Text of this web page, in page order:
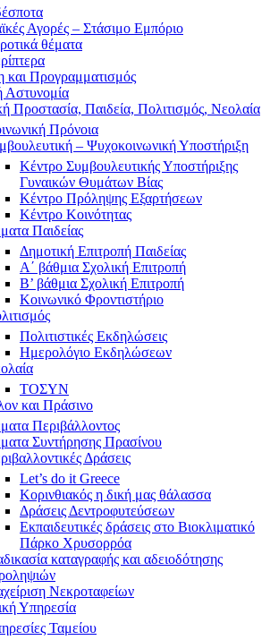
Αγορές – Στάσιμο Εμπόριο
θέματα
και Προγραμματισμός
Αστυνομία
Προστασία, Παιδεία, Πολιτισμός, Νεολαία
Πρόνοια
– Ψυχοκοινωνική Υποστήριξη
Κέντρο Συμβουλευτικής Υποστήριξης
Γυναικών Θυμάτων Βίας
Κέντρο Πρόληψης Εξαρτήσεων
Κέντρο Κοινότητας
Παιδείας
Δημοτική Επιτροπή Παιδείας
Α΄ βάθμια Σχολική Επιτροπή
B’ βάθμια Σχολική Επιτροπή
Κοινωνικό Φροντιστήριο
Πολιτιστικές Εκδηλώσεις
Ημερολόγιο Εκδηλώσεων
ΤΟΣΥΝ
και Πράσινο
Περιβάλλοντος
Συντήρησης Πρασίνου
Δράσεις
Let’s do it Greece
Kορινθιακός η δική μας θάλασσα
Δράσεις Δεντροφυτεύσεων
Εκπαιδευτικές δράσεις στο Βιοκλιματικό
Πάρκο Χρυσορρόα
καταγραφής και αδειοδότησης
Νεκροταφείων
Υπηρεσία
Ταμείου